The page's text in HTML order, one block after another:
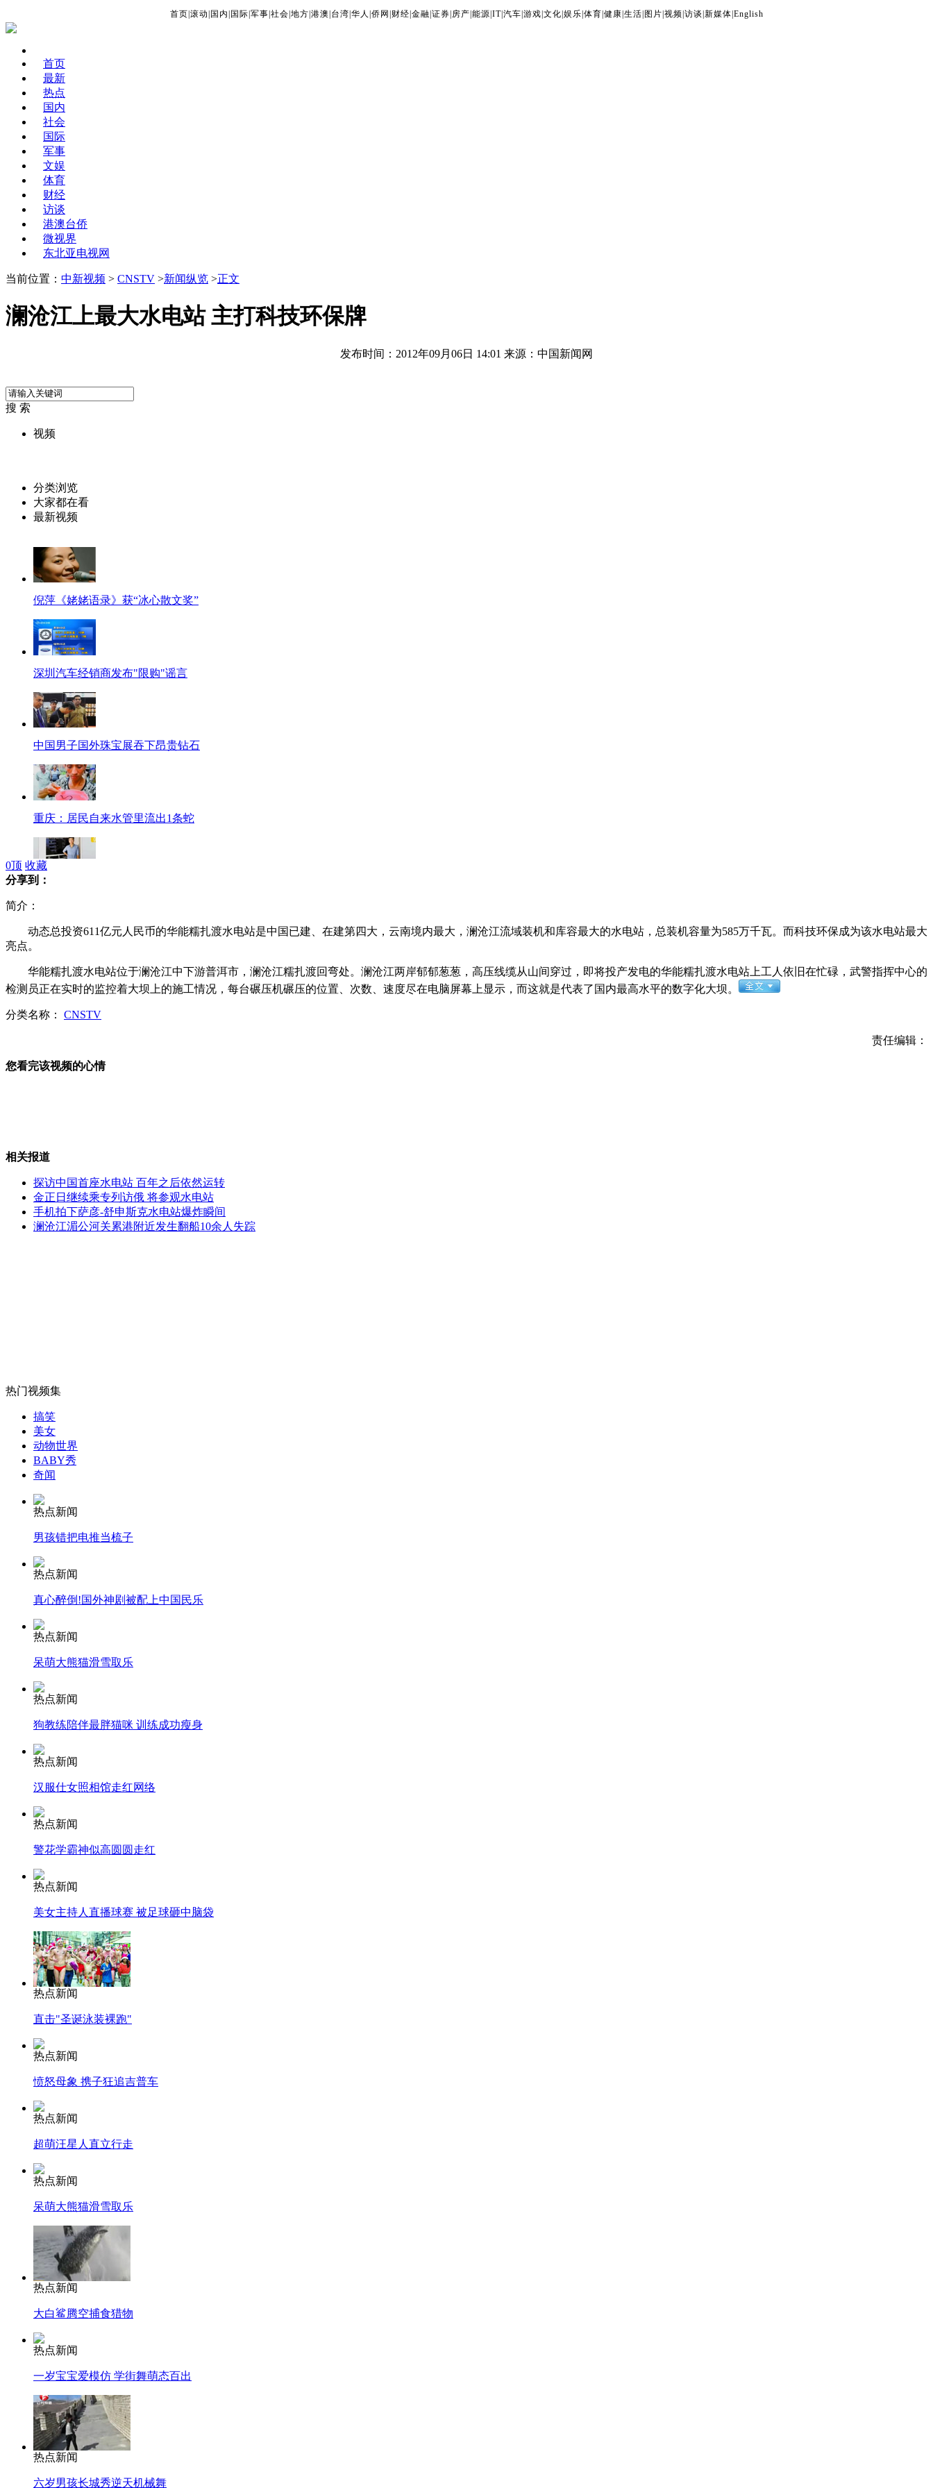
首页 滚动 国内 国际 军事 社会 地方 港澳 台湾 华人 侨网 财经 金融 证券 房产 能源 IT| 汽车 游戏 文化 娱乐 体育 健康 生活 图片 视频 访谈 新媒体 English
首页
最新
热点
国内
社会
国际
军事
文娱
体育
财经
访谈
港澳台侨
微视界
东北亚电视网
当前位置： 中新视频 > CNSTV >新闻纵览 >正文
澜沧江上最大水电站 主打科技环保牌
发布时间：2012年09月06日 14:01 来源：中国新闻网
搜 索
视频
分类浏览
大家都在看
最新视频
倪萍《姥姥语录》获“冰心散文奖”
深圳汽车经销商发布"限购"谣言
中国男子国外珠宝展吞下昂贵钻石
重庆：居民自来水管里流出1条蛇
方便面＋火腿肠＝高血压＋钙流失
“隐形丝袜”网上热销 专家称易堵塞毛孔
无痛分娩是否安全 医生回应
外交部：反对强权政治霸凌主义
外交部：有关国家言论片面不公正
走！跟着总书记去植树
纽约上演“枕头大战”
0顶 收藏
分享到：
简介：
动态总投资611亿元人民币的华能糯扎渡水电站是中国已建、在建第四大，云南境内最大，澜沧江流域装机和库容最大的水电站，总装机容量为585万千瓦。而科技环保成为该水电站最大
亮点。
华能糯扎渡水电站位于澜沧江中下游普洱市，澜沧江糯扎渡回弯处。澜沧江两岸郁郁葱葱，高压线缆从山间穿过，即将投产发电的华能糯扎渡水电站上工人依旧在忙碌，武警指挥中心的
检测员正在实时的监控着大坝上的施工情况，每台碾压机碾压的位置、次数、速度尽在电脑屏幕上显示，而这就是代表了国内最高水平的数字化大坝。
分类名称： CNSTV
责任编辑：
您看完该视频的心情
相关报道
探访中国首座水电站 百年之后依然运转
金正日继续乘专列访俄 将参观水电站
手机拍下萨彦-舒申斯克水电站爆炸瞬间
澜沧江湄公河关累港附近发生翻船10余人失踪
热门视频集
搞笑
美女
动物世界
BABY秀
奇闻
热点新闻
男孩错把电推当梳子
热点新闻
真心醉倒!国外神剧被配上中国民乐
热点新闻
呆萌大熊猫滑雪取乐
热点新闻
狗教练陪伴最胖猫咪 训练成功瘦身
热点新闻
汉服仕女照相馆走红网络
热点新闻
警花学霸神似高圆圆走红
热点新闻
美女主持人直播球赛 被足球砸中脑袋
热点新闻
直击"圣诞泳装裸跑"
热点新闻
愤怒母象 携子狂追吉普车
热点新闻
超萌汪星人直立行走
热点新闻
呆萌大熊猫滑雪取乐
热点新闻
大白鲨腾空捕食猎物
热点新闻
一岁宝宝爱模仿 学街舞萌态百出
热点新闻
六岁男孩长城秀逆天机械舞